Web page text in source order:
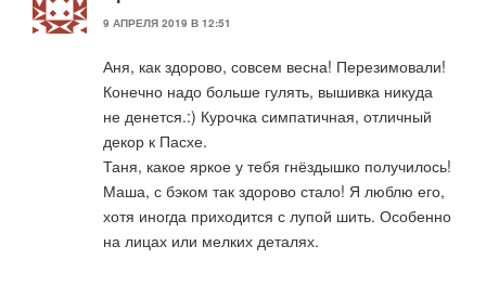
9 АПРЕЛЯ 2019 В 12:51
Аня, как здорово, совсем весна! Перезимовали!
Конечно надо больше гулять, вышивка никуда
не денется.:) Курочка симпатичная, отличный
декор к Пасхе.
Таня, какое яркое у тебя гнёздышко получилось!
Маша, с бэком так здорово стало! Я люблю его,
хотя иногда приходится с лупой шить. Особенно
на лицах или мелких деталях.